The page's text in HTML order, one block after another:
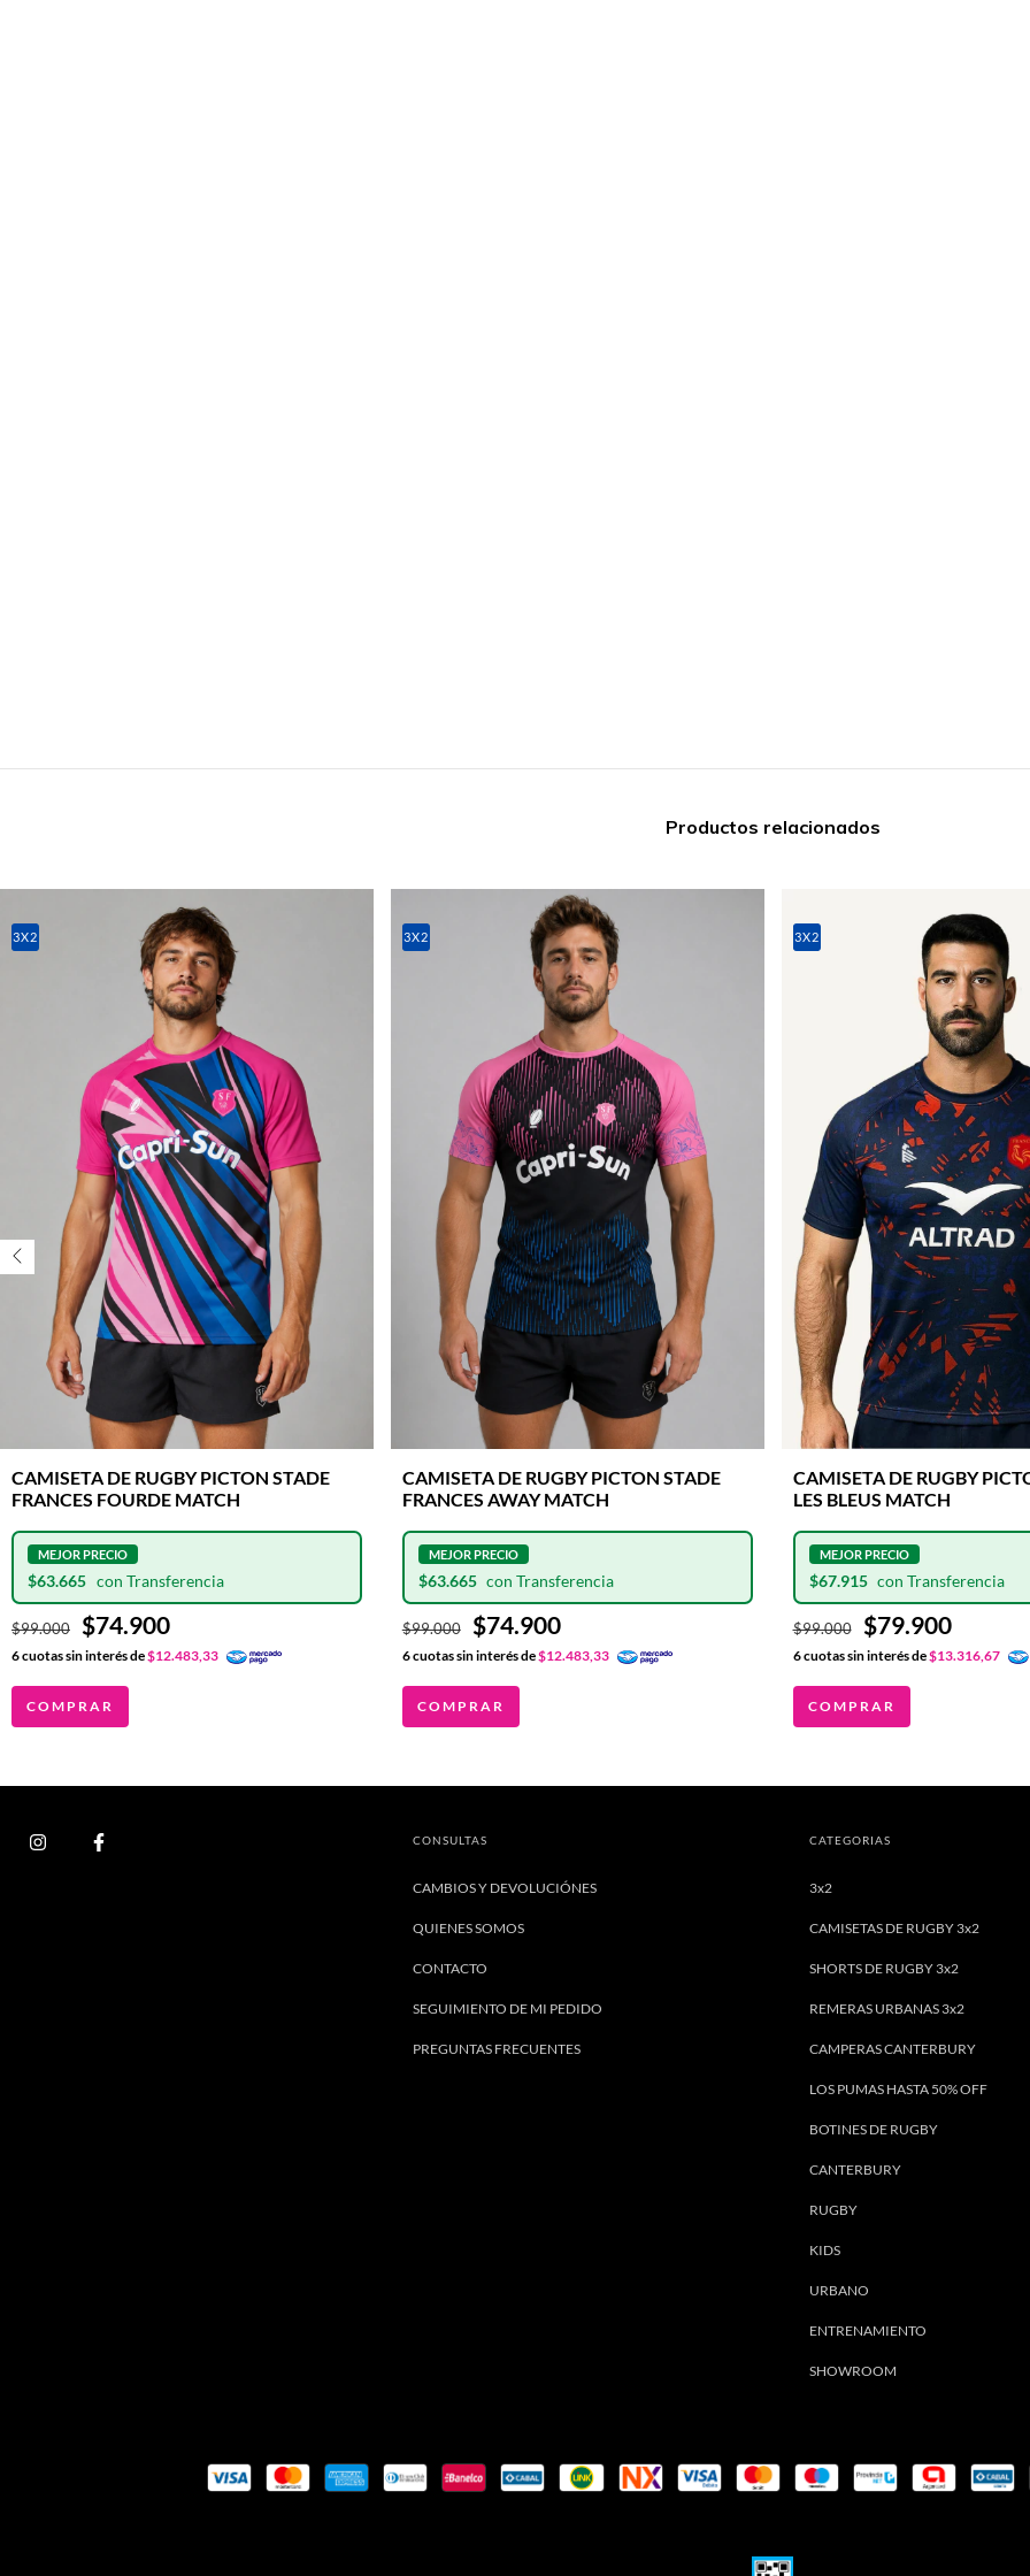
Productos relacionados
3X2
CAMISETA DE RUGBY PICTON STADE
FRANCES FOURDE MATCH
$99.000 $74.900
$63.665
6cuotas sin interés de$12.483,33
COMPRAR
3X2
CAMISETA DE RUGBY PICTON STADE
FRANCES AWAY MATCH
$99.000 $74.900
$63.665
6cuotas sin interés de$12.483,33
COMPRAR
3X2
CAMISETA DE RUGBY
LES BLEUS MATCH
$99.000 $79.900
$67.915
6cuotas sin interés de$13.316,67
COMPRAR
CONSULTAS
CAMBIOS Y DEVOLUCIÓNES
QUIENES SOMOS
CONTACTO
SEGUIMIENTO DE MI PEDIDO
PREGUNTAS FRECUENTES
CATEGORIAS
3x2
CAMISETAS DE RUGBY 3x2
SHORTS DE RUGBY 3x2
REMERAS URBANAS 3x2
CAMPERAS CANTERBURY
LOS PUMAS HASTA 50% OFF
BOTINES DE RUGBY
CANTERBURY
RUGBY
KIDS
URBANO
ENTRENAMIENTO
SHOWROOM